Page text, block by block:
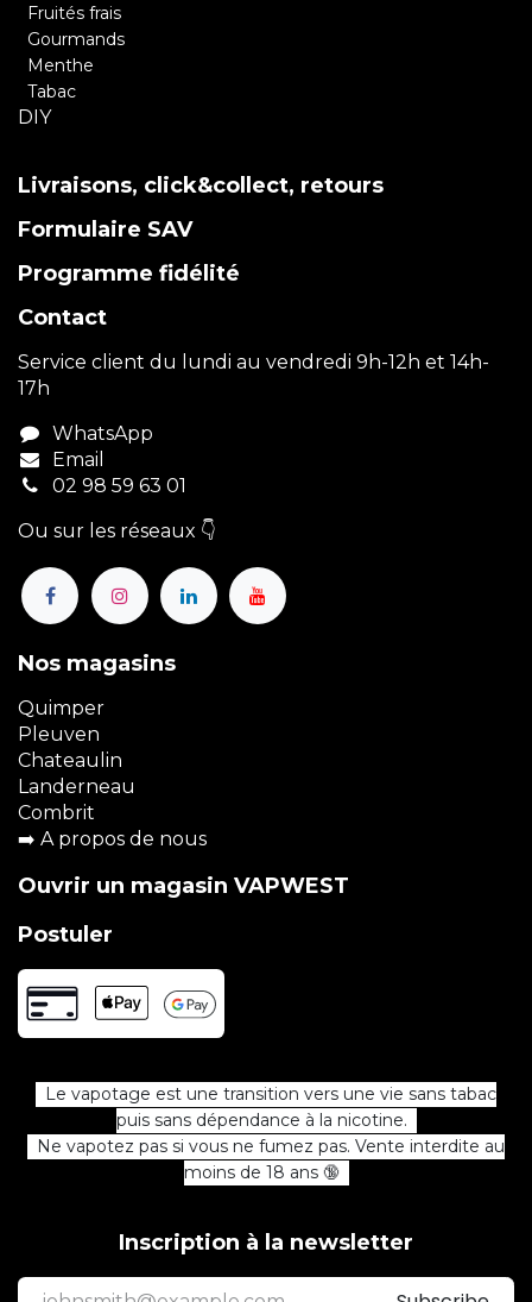
Fruités frais
Gourmands
Menthe
Tabac
DIY
Livraisons, click&collect, retours
Formulaire SAV
Programme fidélité
Contact
Service client du lundi au vendredi 9h-12h et 14h-
17h
WhatsApp
Email
02 98 59 63 01
Ou sur les réseaux 👇
Nos magasins
Quimper
Pleuven
Chateaulin
Landerneau
Combrit
➡️ A propos de nous
Ouvrir un magasin VAPWEST
Postuler
Le vapotage est une transition vers une vie sans tabac
puis sans dépendance à la nicotine.
Ne vapotez pas si vous ne fumez pas. Vente interdite au
moins de 18 ans 🔞
Inscription à la newsletter